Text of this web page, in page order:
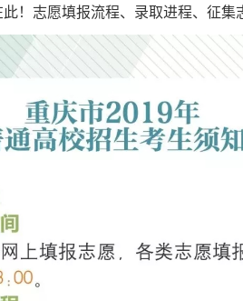
志愿填报流程、录取进程、征集